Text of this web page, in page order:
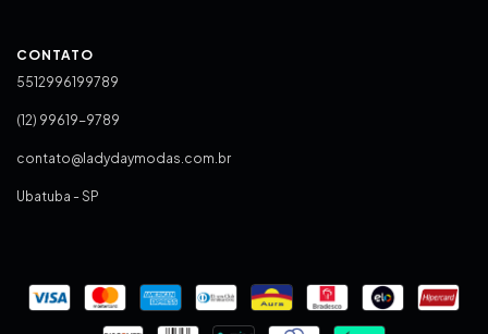
CONTATO
5512996199789
(12) 99619-9789
contato@ladydaymodas.com.br
Ubatuba - SP